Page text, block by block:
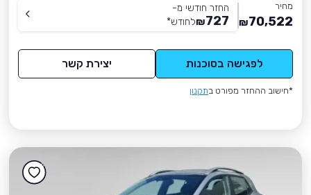
מחיר
70,522
₪
החזר חודשי מ-
727
₪לחודש*
לפגישה בסוכנות יצירת קשר
*חישוב ההחזר מפורט בתקנון